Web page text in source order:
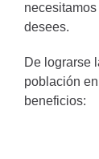
desees.
De lograrse
población
beneficios: